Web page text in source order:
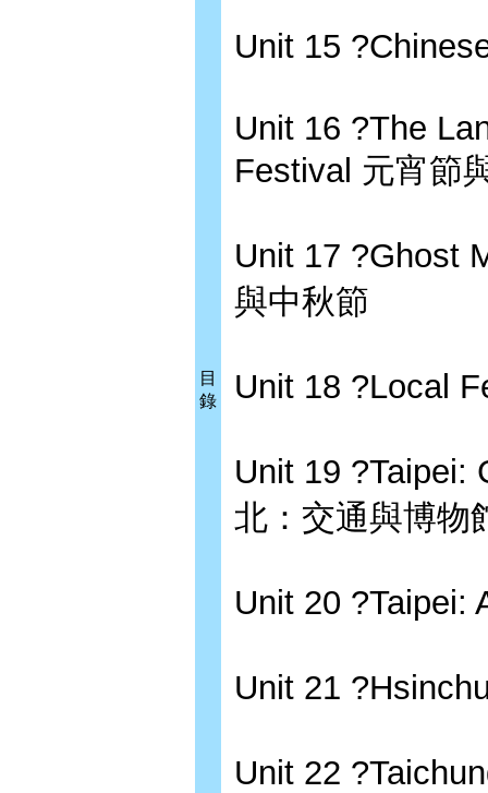
目
錄
Unit 15
Unit 16 ?The
Festival 元宵節
Unit 17 ?Ghost
與中秋節
Unit 18 ?Local
Unit 19 ?Taipei:
北：交通與博物
Unit 20 ?Taipei:
Unit 21
Unit 22